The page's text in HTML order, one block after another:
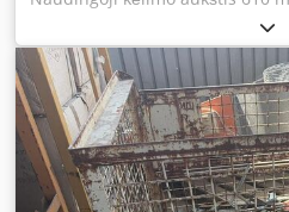
400 mm Rėmas 1200 x 740 mm
Svoris 70 kg 4 stabilūs
stabdžiais Keltuvo stalas gali
plokšte. Reikalingos skylės
padarytos stalo rėme. Djdpfow I
Prieinamumas: greitas
Flörsheim Kaina nurodyta su
teritorijoje.